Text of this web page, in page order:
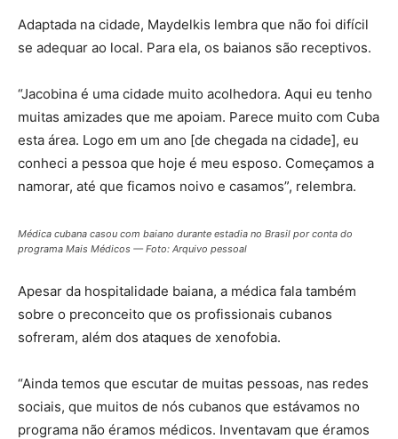
Adaptada na cidade, Maydelkis lembra que não foi difícil
se adequar ao local. Para ela, os baianos são receptivos.
“Jacobina é uma cidade muito acolhedora. Aqui eu tenho
muitas amizades que me apoiam. Parece muito com Cuba
esta área. Logo em um ano [de chegada na cidade], eu
conheci a pessoa que hoje é meu esposo. Começamos a
namorar, até que ficamos noivo e casamos”, relembra.
Médica cubana casou com baiano durante estadia no Brasil por conta do
programa Mais Médicos — Foto: Arquivo pessoal
Apesar da hospitalidade baiana, a médica fala também
sobre o preconceito que os profissionais cubanos
sofreram, além dos ataques de xenofobia.
“Ainda temos que escutar de muitas pessoas, nas redes
sociais, que muitos de nós cubanos que estávamos no
programa não éramos médicos. Inventavam que éramos